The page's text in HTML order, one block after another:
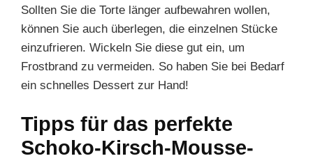
Sollten Sie die Torte länger aufbewahren wollen,
können Sie auch überlegen, die einzelnen Stücke
einzufrieren. Wickeln Sie diese gut ein, um
Frostbrand zu vermeiden. So haben Sie bei Bedarf
ein schnelles Dessert zur Hand!
Tipps für das perfekte
Schoko-Kirsch-Mousse-